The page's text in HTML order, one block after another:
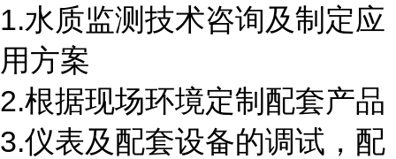
1.水质监测技术咨询及制定应
用方案
2.根据现场环境定制配套产品
3.仪表及配套设备的调试，配